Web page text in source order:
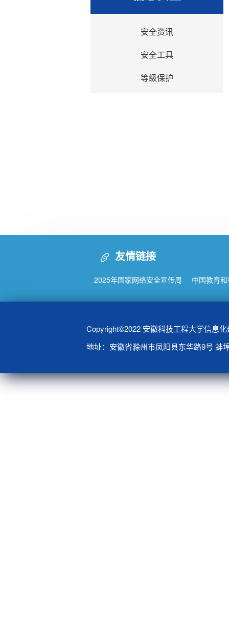
安全资讯
安全工具
等级保护
友情链接
2025年国家网络安全宣传周 中国教育
Copyright©2022 安徽科技工程大学信息
地址：安徽省滁州市凤阳县东华路9号 蚌